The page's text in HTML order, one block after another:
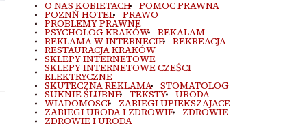
O NAS KOBIETACH POMOC PRAWNA
POZNŃ HOTEL PRAWO
PROBLEMY PRAWNE
PSYCHOLOG KRAKÓW REKALAM
REKLAMA W INTERNECIE REKREACJA
RESTAURACJA KRAKÓW
SKLEPY INTERNETOWE
SKLEPY INTERNETOWE CZEŚCI
ELEKTRYCZNE
SKUTECZNA REKLAMA STOMATOLOG
SUKNIE ŚLUBNE TEKSTY URODA
WIADOMOSCI ZABIEGI UPIEKSZAJACE
ZABIEGI URODA I ZDROWIE ZDROWIE
ZDROWIE I URODA